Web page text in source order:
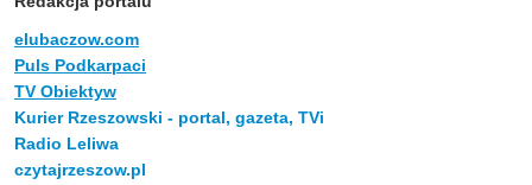
elubaczow.com
Puls Podkarpaci
TV Obiektyw
Kurier Rzeszowski - portal, gazeta, TVi
Radio Leliwa
czytajrzeszow.pl